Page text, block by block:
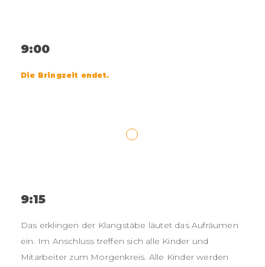
9:00
Die Bringzeit endet.
9:15
Das erklingen der Klangstäbe läutet das Aufräumen
ein. Im Anschluss treffen sich alle Kinder und
Mitarbeiter zum Morgenkreis. Alle Kinder werden